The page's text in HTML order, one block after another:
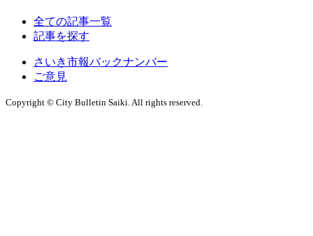
全ての記事一覧
記事を探す
さいき市報バックナンバー
ご意見
Copyright © City Bulletin Saiki. All rights reserved.